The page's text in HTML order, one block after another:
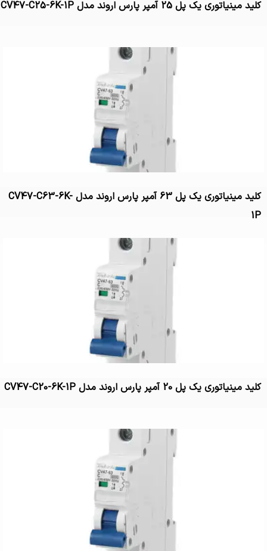
کلید مینیاتوری یک پل 25 آمپر پارس اروند مدل CV47-C25-6K-1P
کلید مینیاتوری یک پل 63 آمپر پارس اروند مدل CV47-C63-6K-
1P
کلید مینیاتوری یک پل 20 آمپر پارس اروند مدل CV47-C20-6K-1P